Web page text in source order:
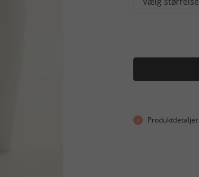
Produktdetaljer